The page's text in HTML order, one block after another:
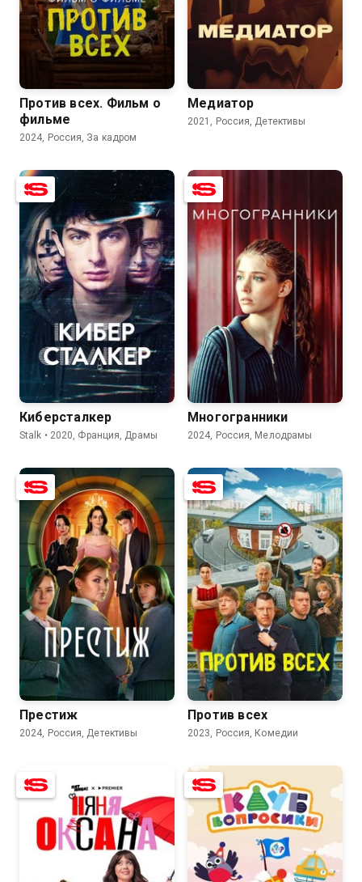
Против всех. Фильм о
фильме
2024, Россия, За кадром
6.8
Медиатор
2021, Россия, Детективы
7.5 6.7
Киберсталкер
Stalk • 2020, Франция, Драмы
7.4 6.2
Многогранники
2024, Россия, Мелодрамы
7.5 7.5
Престиж
2024, Россия, Детективы
7.7 6.3
Против всех
2023, Россия, Комедии